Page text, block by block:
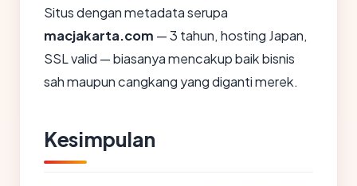
Situs dengan metadata serupa
macjakarta.com — 3 tahun, hosting Japan,
SSL valid — biasanya mencakup baik bisnis
sah maupun cangkang yang diganti merek.
Kesimpulan